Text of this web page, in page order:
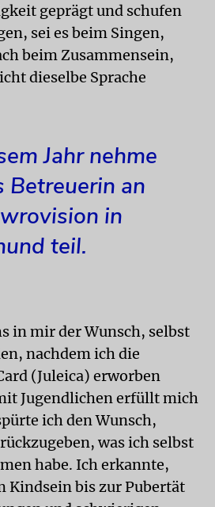
geprägt und schufen
sei es beim Singen,
beim Zusammensein,
dieselbe Sprache
Jahr nehme
Betreuerin an
in
teil.
in mir der Wunsch, selbst
nachdem ich die
(Juleica) erworben
Jugendlichen erfüllt mich
ich den Wunsch,
was ich selbst
habe. Ich erkannte,
Kindsein bis zur Pubertät